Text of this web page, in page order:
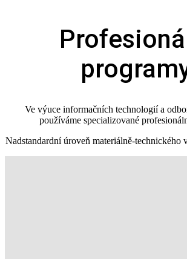
Ve výuce informačních technologií a
používáme specializované
Nadstandardní úroveň materiálně‑technického